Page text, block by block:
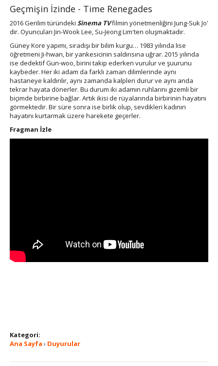
Geçmişin İzinde - Time Renegades
2016 Gerilim türündeki Sinema TVfilmin yönetmenliğini Jung-Suk Jo'
dir. Oyuncuları Jin-Wook Lee, Su-Jeong Lim'ten oluşmaktadır.
Güney Kore yapımı, sıradışı bir bilim kurgu… 1983 yılında lise
öğretmeni Ji-hwan, bir yankesicinin saldırısına uğrar. 2015 yılında
ise dedektif Gun-woo, birini takip ederken vurulur ve şuurunu
kaybeder. Her iki adam da farklı zaman dilimlerinde aynı
hastaneye kaldırılır, aynı zamanda kalpleri durur ve aynı anda
tekrar hayata dönerler. Bu durum iki adamın ruhlarını gizemli bir
biçimde birbirine bağlar. Artık ikisi de rüyalarında birbirinin hayatını
görmektedir. Bir süre sonra ise birlik olup, sevdikleri kadının
hayatını kurtarmak üzere harekete geçerler.
Fragman İzle
Kategori:
Ana Sayfa › Duyurular